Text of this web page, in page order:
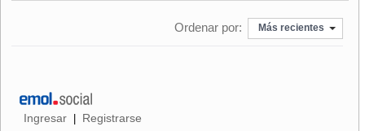
Ordenar por: Más recientes
Ingresar | Registrarse